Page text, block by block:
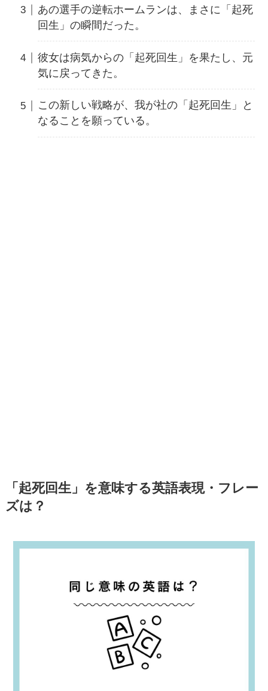
あの選手の逆転ホームランは、まさに「起死
回生」の瞬間だった。
彼女は病気からの「起死回生」を果たし、元
気に戻ってきた。
この新しい戦略が、我が社の「起死回生」と
なることを願っている。
「起死回生」を意味する英語表現・フレー
ズは？